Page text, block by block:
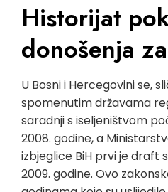
Historijat
donošenja
U Bosni i Hercegovini se,
spomenutim državama
saradnji s iseljeništvom
2008. godine, a
izbjeglice BiH prvi je draft
2009. godine. Ovo